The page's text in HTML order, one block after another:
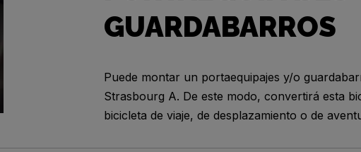
GUARDABARROS
Puede montar un portaequipajes y/o
Strasbourg A. De este modo, convertirá esta
bicicleta de viaje, de desplazamiento o de